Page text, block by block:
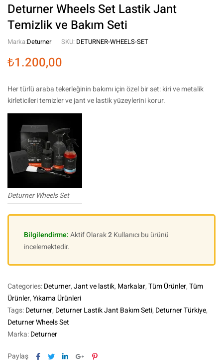
Deturner Wheels Set Lastik Jant
Temizlik ve Bakım Seti
Marka:Deturner SKU: DETURNER-WHEELS-SET
₺1.200,00
Her türlü araba tekerleğinin bakımı için özel bir set: kiri ve metalik
kirleticileri temizler ve jant ve lastik yüzeylerini korur.
Deturner Wheels Set
Bilgilendirme:Aktif Olarak2Kullanıcı bu ürünü
incelemektedir.
Categories:Deturner,Jant ve lastik, Markalar,Tüm Ürünler,Tüm
Ürünler,Yıkama Ürünleri
Tags:Deturner, Deturner Lastik Jant Bakım Seti, Deturner Türkiye,
Deturner Wheels Set
Marka:Deturner
Paylaş Facebook
TwitterLinkedinGoogle+Pinterest